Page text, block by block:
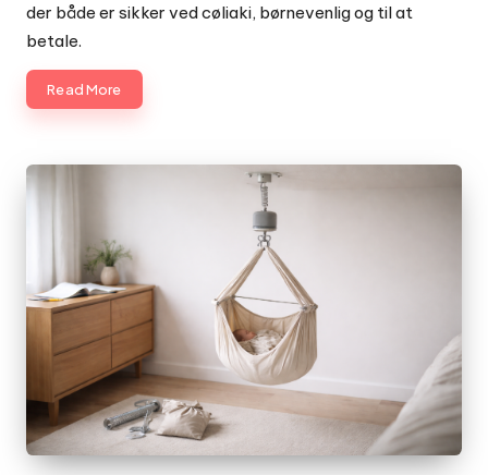
der både er sikker ved cøliaki, børnevenlig og til at
betale.
Read More